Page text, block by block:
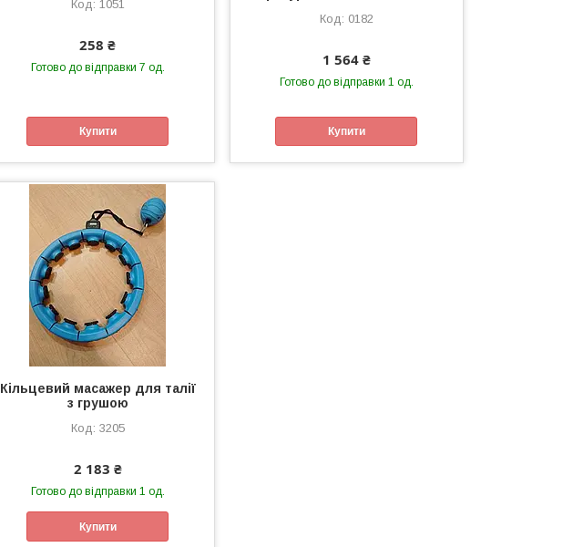
1051
258 ₴
Готово до відправки 7 од.
Купити
0182
1 564 ₴
Готово до відправки 1 од.
Купити
Кільцевий масажер для талії
з грушою
3205
2 183 ₴
Готово до відправки 1 од.
Купити